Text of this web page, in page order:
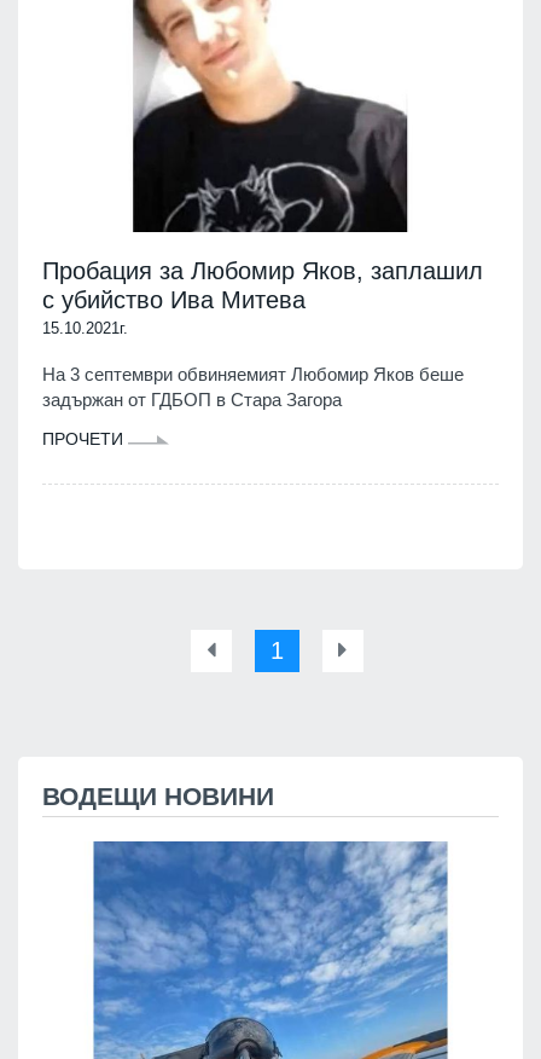
Пробация за Любомир Яков, заплашил
с убийство Ива Митева
15.10.2021г.
На 3 септември обвиняемият Любомир Яков беше
задържан от ГДБОП в Стара Загора
ПРОЧЕТИ
1
ВОДЕЩИ НОВИНИ